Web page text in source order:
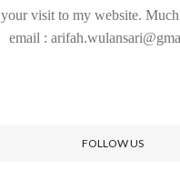
your visit to my website.
email :
FOLLOW US